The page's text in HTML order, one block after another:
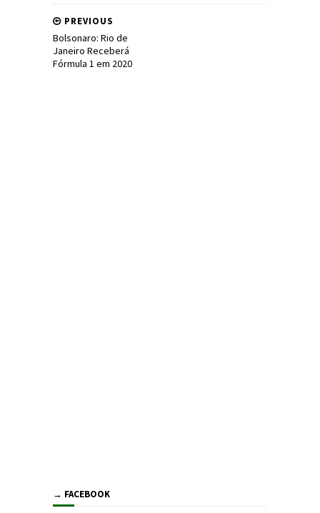
PREVIOUS
Bolsonaro: Rio de
Janeiro Receberá
Fórmula 1 em 2020
→ FACEBOOK